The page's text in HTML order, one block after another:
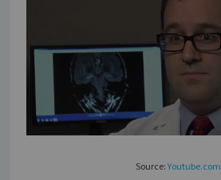
Source:Youtube.com